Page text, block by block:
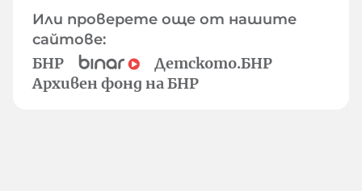
Или проверете още от нашите
сайтове:
БНР
Детското.БНР
Архивен фонд на БНР